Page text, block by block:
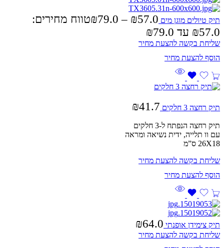
תיק טיולים מוגן מים ₪57.0
–
₪79.0
טווח מחירים:
שליחת בקשה להצעת מחיר
תיק רחצה 3 חלקים ₪41.7
תיק רחצה הנפתח ל-3 חלקים
עם וו תלייה, ידית נשיאה ומראה
26X18 ס”מ
שליחת בקשה להצעת מחיר
תיק צימידן אופנתי ₪64.0
שליחת בקשה להצעת מחיר